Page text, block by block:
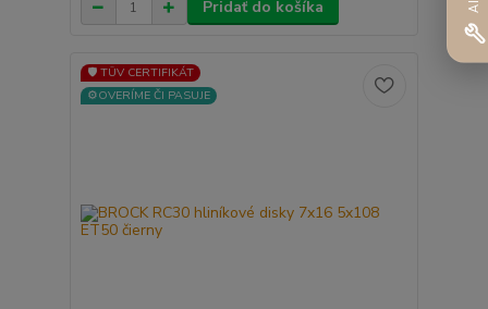
Pridať do košíka
🛡️ TÜV CERTIFIKÁT
⚙️OVERÍME ČI PASUJE